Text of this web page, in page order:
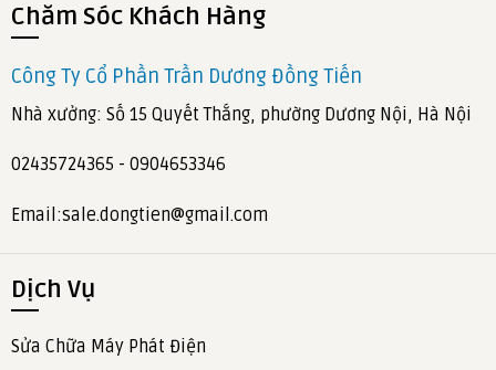
Chăm Sóc Khách Hàng
Công Ty Cổ Phần Trần Dương Đồng Tiến
Nhà xưởng: Số 15 Quyết Thắng, phường Dương Nội, Hà Nội
02435724365 - 0904653346
Email:sale.dongtien@gmail.com
Dịch Vụ
Sửa Chữa Máy Phát Điện